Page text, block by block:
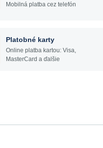
Mobilná platba cez telefón
Platobné karty
Online platba kartou: Visa,
MasterCard a ďalšie